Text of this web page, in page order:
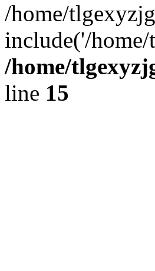
/home/
include('/
/home/
line 15